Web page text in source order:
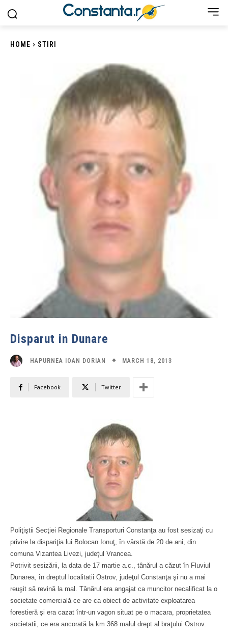
HOME STIRI
Disparut in Dunare
HAPURNEA IOAN DORIAN MARCH 18, 2013
Facebook Twitter
Poliţiştii Secţiei Regionale Transporturi Constanţa au fost sesizaţi cu
privire la dispariţia lui Bolocan Ionuţ, în vârstă de 20 de ani, din
comuna Vizantea Livezi, judeţul Vrancea.
Potrivit sesizării, la data de 17 martie a.c., tânărul a căzut în Fluviul
Dunarea, în dreptul localitatii Ostrov, judeţul Constanţa şi nu a mai
reuşit să revină la mal. Tânărul era angajat ca muncitor necalificat la o
societate comercială ce are ca obiect de activitate exploatarea
forestieră şi era cazat într-un vagon situat pe o macara, proprietatea
societatii, ce era ancorată la km 368 malul drept al braţului Ostrov.